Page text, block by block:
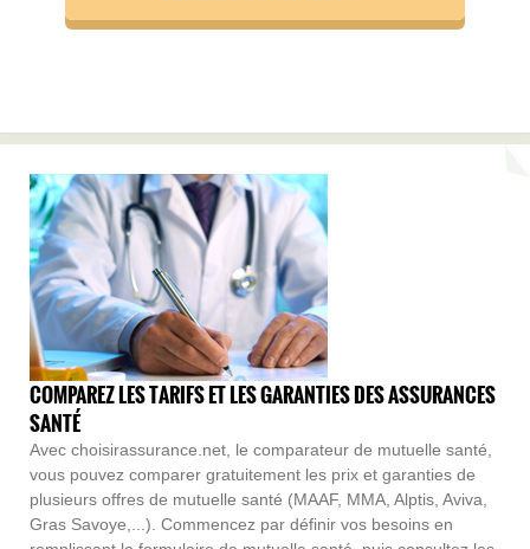
COMPAREZ LES TARIFS ET LES GARANTIES DES ASSURANCES
SANTÉ
Avec choisirassurance.net, le comparateur de mutuelle santé,
vous pouvez comparer gratuitement les prix et garanties de
plusieurs offres de mutuelle santé (MAAF, MMA, Alptis, Aviva,
Gras Savoye,...). Commencez par définir vos besoins en